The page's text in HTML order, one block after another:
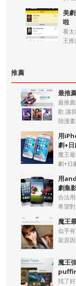
美
啦
看
王
推薦
最推
最推
歡 讓
陸漫
用
劇+
魔王
劇+日
用
劇集
合法
希望
魔王
似乎
架原因
魔王
找了